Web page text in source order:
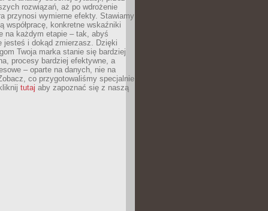
rozwiązań, aż po wdrożenie
przynosi wymierne efekty. Stawiamy
współpracę, konkretne wskaźniki
na każdym etapie – tak, abyś
jesteś i dokąd zmierzasz. Dzięki
Twoja marka stanie się bardziej
procesy bardziej efektywne, a
– oparte na danych, nie na
co przygotowaliśmy specjalnie
tutaj aby zapoznać się z naszą